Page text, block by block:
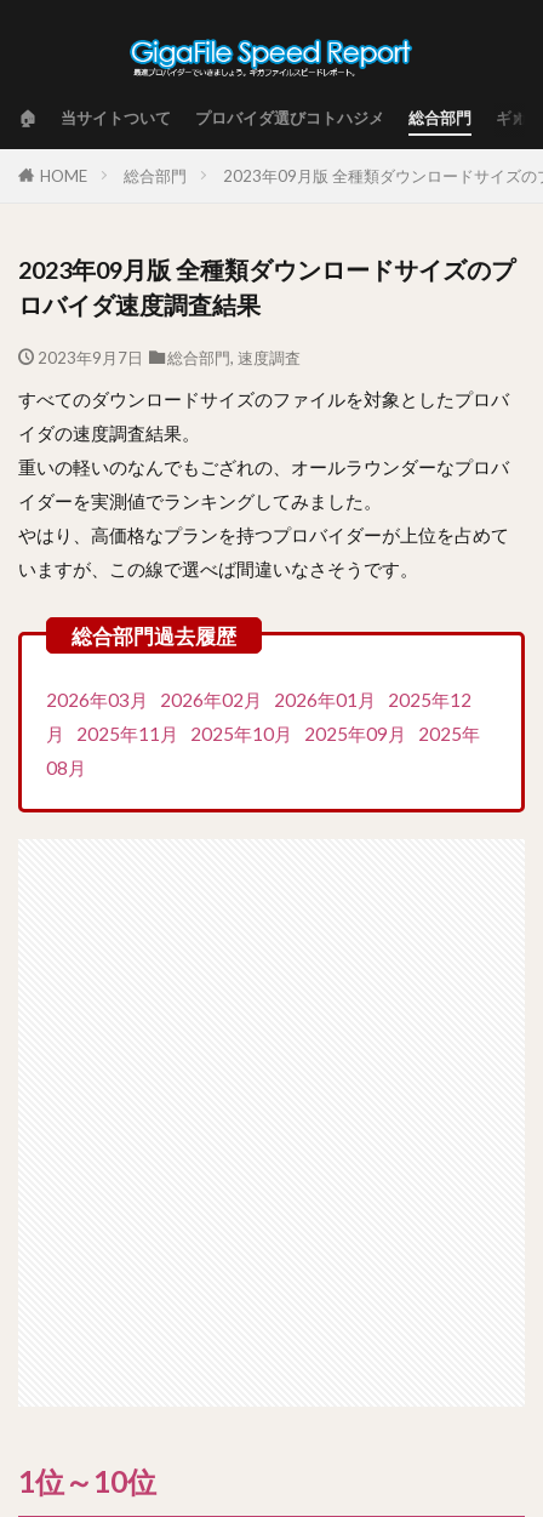
🏠 当サイトついて プロバイダ選びコトハジメ 総合部門 ギガ
HOME 総合部門 2023年09月版 全種類ダウンロードサイズの
2023年09月版 全種類ダウンロードサイズのプ
ロバイダ速度調査結果
2023年9月7日 総合部門, 速度調査
すべてのダウンロードサイズのファイルを対象としたプロバ
イダの速度調査結果。
重いの軽いのなんでもござれの、オールラウンダーなプロバ
イダーを実測値でランキングしてみました。
やはり、高価格なプランを持つプロバイダーが上位を占めて
いますが、この線で選べば間違いなさそうです。
2026年03月 2026年02月 2026年01月
2025年12
月
2025年11月 2025年10月 2025年09月
2025年
08月
1位～10位